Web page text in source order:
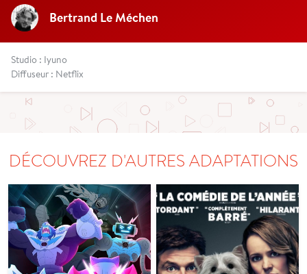
Bertrand Le Méchen
Studio : Iyuno
Diffuseur : Netflix
DÉCOUVREZ D'AUTRES ADAPTATIONS